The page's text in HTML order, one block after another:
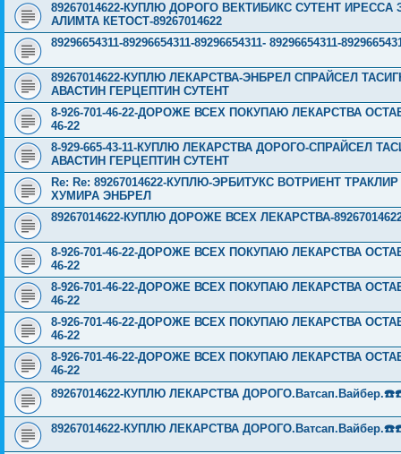
89267014622-КУПЛЮ ДОРОГО ВЕКТИБИКС СУТЕНТ
АЛИМТА КЕТОСТ-89267014622
89296654311-89296654311-89296654311- 89296654311-
89267014622-КУПЛЮ ЛЕКАРСТВА-ЭНБРЕЛ СПРАЙСЕЛ
АВАСТИН ГЕРЦЕПТИН СУТЕНТ
8-926-701-46-22-ДОРОЖЕ ВСЕХ ПОКУПАЮ ЛЕКАРСТВА
46-22
8-929-665-43-11-КУПЛЮ ЛЕКАРСТВА ДОРОГО-СПРАЙСЕЛ
АВАСТИН ГЕРЦЕПТИН СУТЕНТ
Re: Re: 89267014622-КУПЛЮ-ЭРБИТУКС ВОТРИЕНТ
ХУМИРА ЭНБРЕЛ
89267014622-КУПЛЮ ДОРОЖЕ ВСЕХ ЛЕКАРСТВА-
8-926-701-46-22-ДОРОЖЕ ВСЕХ ПОКУПАЮ ЛЕКАРСТВА
46-22
8-926-701-46-22-ДОРОЖЕ ВСЕХ ПОКУПАЮ ЛЕКАРСТВА
46-22
8-926-701-46-22-ДОРОЖЕ ВСЕХ ПОКУПАЮ ЛЕКАРСТВА
46-22
8-926-701-46-22-ДОРОЖЕ ВСЕХ ПОКУПАЮ ЛЕКАРСТВА
46-22
89267014622-КУПЛЮ ЛЕКАРСТВА
89267014622-КУПЛЮ ЛЕКАРСТВА